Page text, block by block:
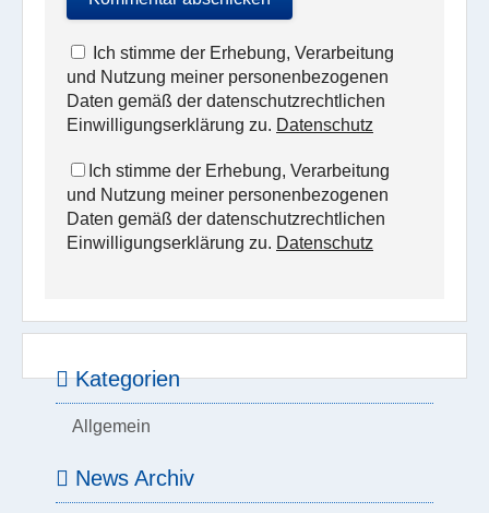
Ich stimme der Erhebung, Verarbeitung
und Nutzung meiner personenbezogenen
Daten gemäß der datenschutzrechtlichen
Einwilligungserklärung zu. Datenschutz
Ich stimme der Erhebung, Verarbeitung
und Nutzung meiner personenbezogenen
Daten gemäß der datenschutzrechtlichen
Einwilligungserklärung zu. Datenschutz
Kategorien
Allgemein
News Archiv